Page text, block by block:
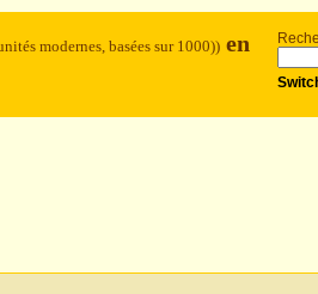
modernes, basées sur 1000)) en